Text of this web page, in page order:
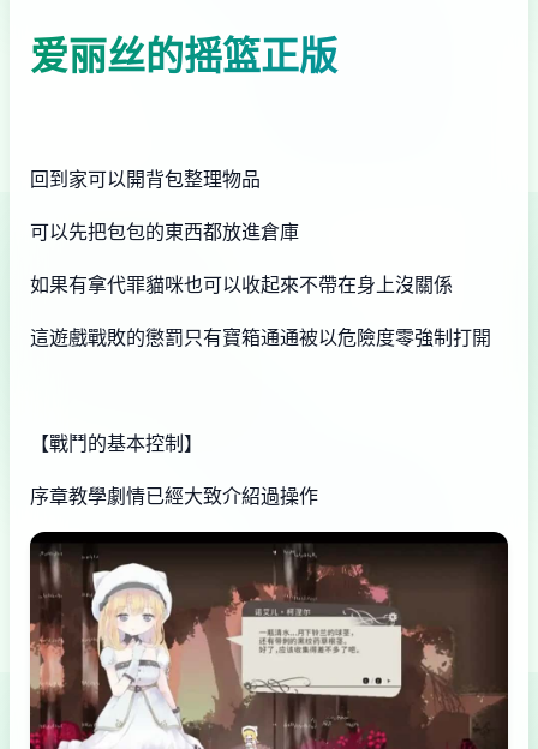
爱丽丝的摇篮正版
回到家可以開背包整理物品
可以先把包包的東西都放進倉庫
如果有拿代罪貓咪也可以收起來不帶在身上沒關係
這遊戲戰敗的懲罰只有寶箱通通被以危險度零強制打開
【戰鬥的基本控制】
序章教學劇情已經大致介紹過操作